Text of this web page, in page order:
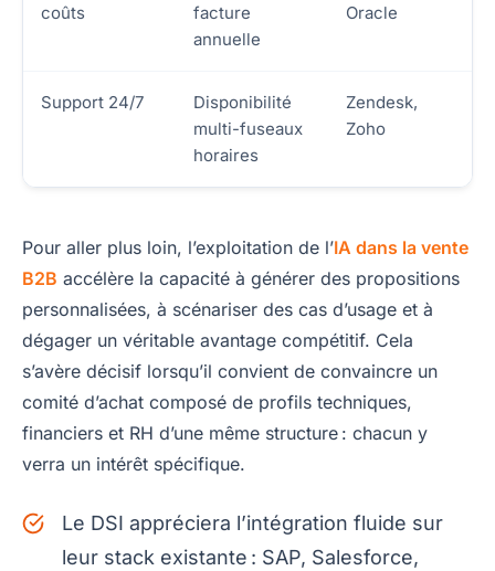
coûts
facture
annuelle
Oracle
Support 24/7
Disponibilité
multi-fuseaux
horaires
Zendesk,
Zoho
Pour aller plus loin, l’exploitation de l’IA dans la vente
B2B accélère la capacité à générer des propositions
personnalisées, à scénariser des cas d’usage et à
dégager un véritable avantage compétitif. Cela
s’avère décisif lorsqu’il convient de convaincre un
comité d’achat composé de profils techniques,
financiers et RH d’une même structure : chacun y
verra un intérêt spécifique.
Le DSI appréciera l’intégration fluide sur
leur stack existante : SAP, Salesforce,